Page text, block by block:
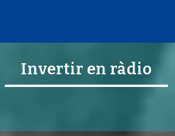
Invertir en ràdio